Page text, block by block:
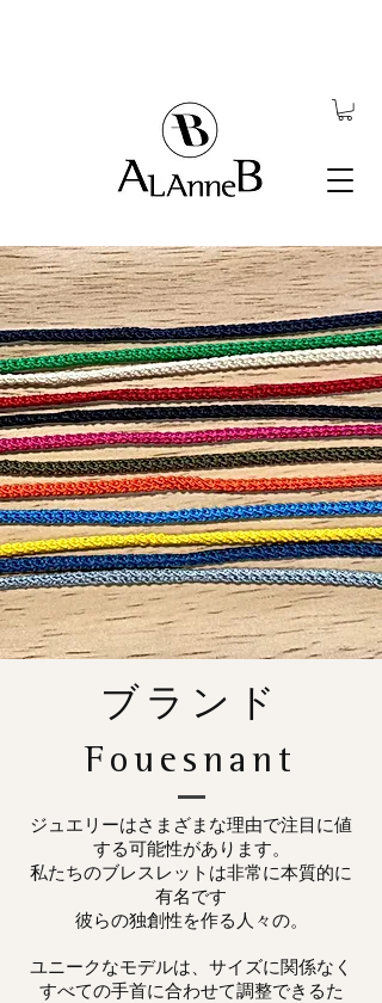
ブランド
Fouesnant
ジュエリーはさまざまな理由で注目に値
する可能性があります。
私たちのブレスレットは非常に本質的に
有名です
彼らの独創性を作る人々の。
ユニークなモデルは、サイズに関係なく
すべての手首に合わせて調整できるた